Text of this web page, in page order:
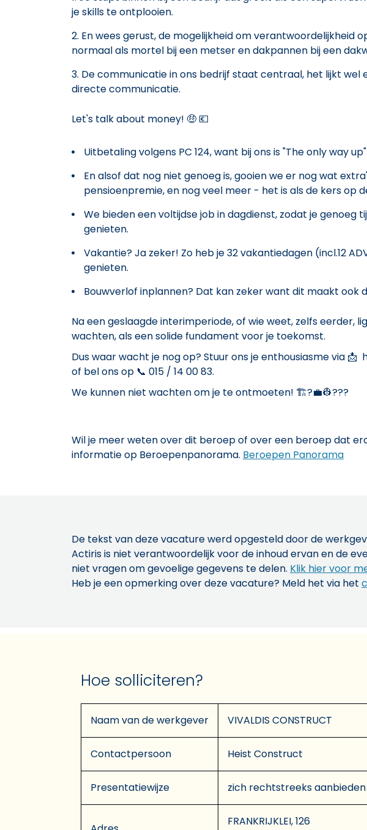
je skills te ontplooien.
En wees gerust, de mogelijkheid om verantwoordelijkheid
normaal als mortel bij een metser en dakpannen bij een
De communicatie in ons bedrijf staat centraal, het lijkt
directe communicatie.
Let's talk about money! 🤑 💶
Uitbetaling volgens PC 124, want bij ons is "The only way
En alsof dat nog niet genoeg is, gooien we er nog wat
pensioenpremie, en nog veel meer - het is als de kers op
We bieden een voltijdse job in dagdienst, zodat je genoeg
genieten.
Vakantie? Ja zeker! Zo heb je 32 vakantiedagen (incl.12
genieten.
Bouwverlof inplannen? Dat kan zeker want dit maakt ook
Na een geslaagde interimperiode, of wie weet, zelfs eerder,
wachten, als een solide fundament voor je toekomst.
Dus waar wacht je nog op? Stuur ons je enthousiasme via
of bel ons op 📞 015 / 14 00 83.
We kunnen niet wachten om je te ontmoeten! 🏗?💼👷???
Wil je meer weten over dit beroep of over een beroep dat
informatie op Beroepenpanorama. Beroepen Panorama
De tekst van deze vacature werd opgesteld door de
Actiris is niet verantwoordelijk voor de inhoud ervan en de
niet vragen om gevoelige gegevens te delen. Klik hier voor
Heb je een opmerking over deze vacature? Meld het via het
Hoe solliciteren?
Naam van de werkgever VIVALDIS CONSTRUCT
Contactpersoon Heist Construct
Presentatiewijze zich rechtstreeks aanbieden
FRANKRIJKLEI, 126